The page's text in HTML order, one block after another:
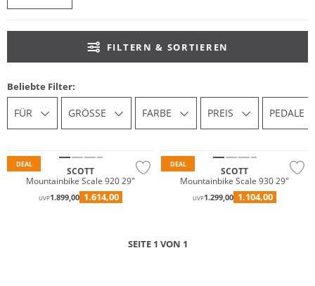
FILTERN & SORTIEREN
Beliebte Filter:
FÜR GRÖSSE FARBE PREIS PEDALE
DEAL
SCOTT
Mountainbike Scale 920 29"
UVP1.899,00 1.614,00
DEAL
SCOTT
Mountainbike Scale 930 29"
UVP1.299,00 1.104,00
SEITE 1 VON 1